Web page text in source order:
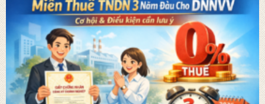
Dịch vụ pháp lý đầu tư và doanh nghiệp